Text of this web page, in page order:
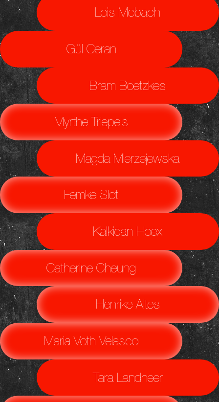
Lois Mobach
Gül Ceran
Bram Boetzkes
Myrthe Triepels
Magda Mierzejewska
Femke Slot
Kalkidan Hoex
Catherine Cheung
Henrike Altes
Maria Voth Velasco
Tara Landheer